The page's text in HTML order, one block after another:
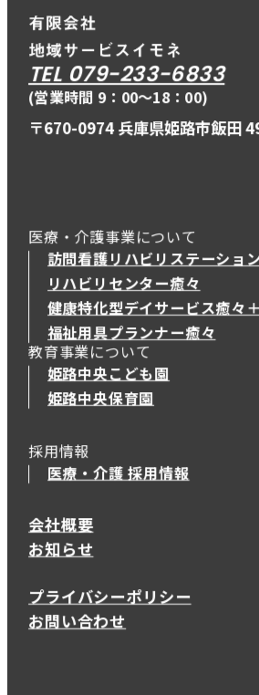
TEL 079-233-6833
(営業時間 9：00〜18：00)
〒670-0974 兵庫県姫路市飯田
医療・介護事業について
訪問看護リハビリステーショ
リハビリセンター癒々
健康特化型デイサービス癒々＋
健康特化型デイサービス癒々＋
福祉用具プランナー癒々
教育事業について
姫路中央こども園
姫路中央保育園
採用情報
医療・介護 採用情報
会社概要
お知らせ
プライバシーポリシー
お問い合わせ